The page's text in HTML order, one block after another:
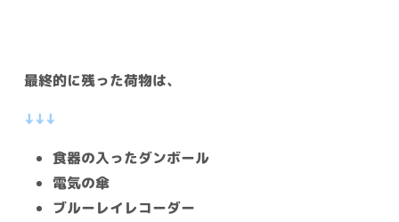
最終的に残った荷物は、
↓↓↓
食器の入ったダンボール
電気の傘
ブルーレイレコーダー